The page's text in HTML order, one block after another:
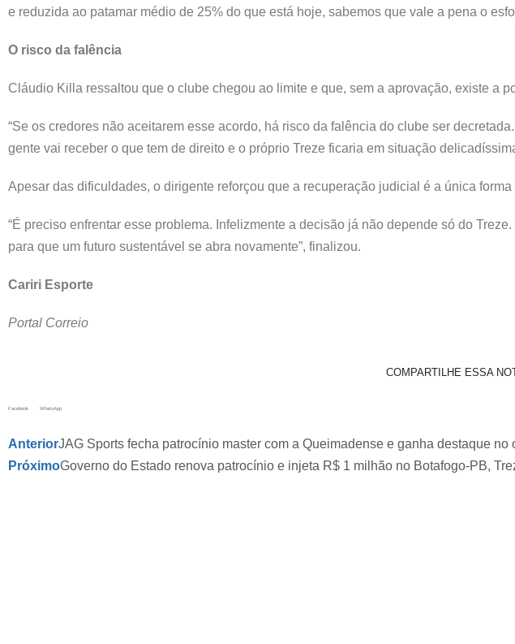
e reduzida ao patamar médio de 25% do que está hoje, sabemos que vale a pena o
O risco da falência
Cláudio Killa ressaltou que o clube chegou ao limite e que, sem a aprovação, existe a
“Se os credores não aceitarem esse acordo, há risco da falência do clube ser
gente vai receber o que tem de direito e o próprio Treze ficaria em situação
Apesar das dificuldades, o dirigente reforçou que a recuperação judicial é a única
“É preciso enfrentar esse problema. Infelizmente a decisão já não depende só do
para que um futuro sustentável se abra novamente”, finalizou.
Cariri Esporte
Portal Correio
COMPARTILHE ESSA
Facebook WhatsApp
AnteriorJAG Sports fecha patrocínio master com a Queimadense e ganha destaque
PróximoGoverno do Estado renova patrocínio e injeta R$ 1 milhão no Botafogo-PB,